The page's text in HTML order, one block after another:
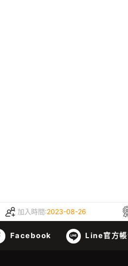
加入時間:2023-08-26
Facebook Line官方